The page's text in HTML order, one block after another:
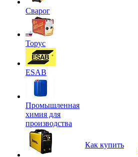
Сварог
Торус
ESAB
Промышленная
химия для
производства
Как купить